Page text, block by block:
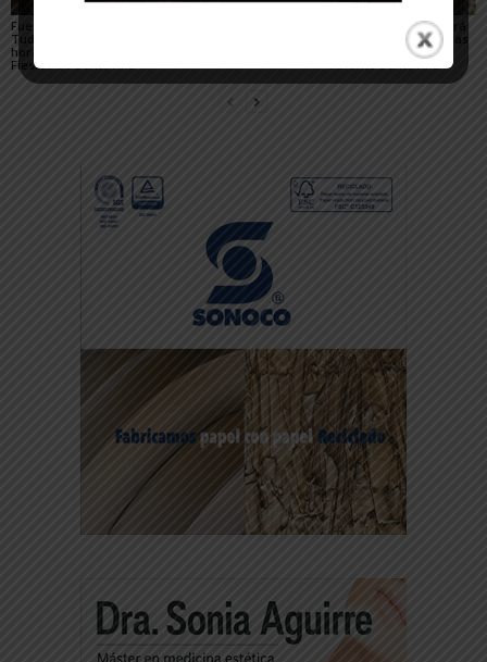
Fuegos artificiales en
Tudela 2026: días y
horarios durante las
Fiestas de Santa Ana
La Revolvedera llenará
de ambiente festivo las
calles de Tudela
durante Santa Ana